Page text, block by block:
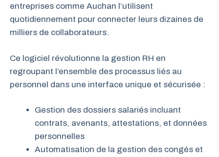
entreprises comme Auchan l’utilisent
quotidiennement pour connecter leurs dizaines de
milliers de collaborateurs.
Ce logiciel révolutionne la gestion RH en
regroupant l’ensemble des processus liés au
personnel dans une interface unique et sécurisée :
Gestion des dossiers salariés incluant
contrats, avenants, attestations, et données
personnelles
Automatisation de la gestion des congés et